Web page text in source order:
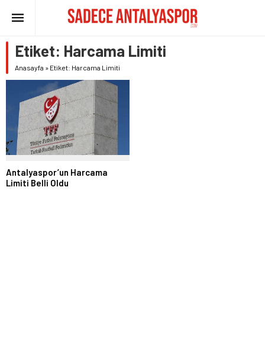
Etiket: Harcama Limiti
Anasayfa » Etiket: Harcama Limiti
Antalyaspor’un Harcama
Limiti Belli Oldu